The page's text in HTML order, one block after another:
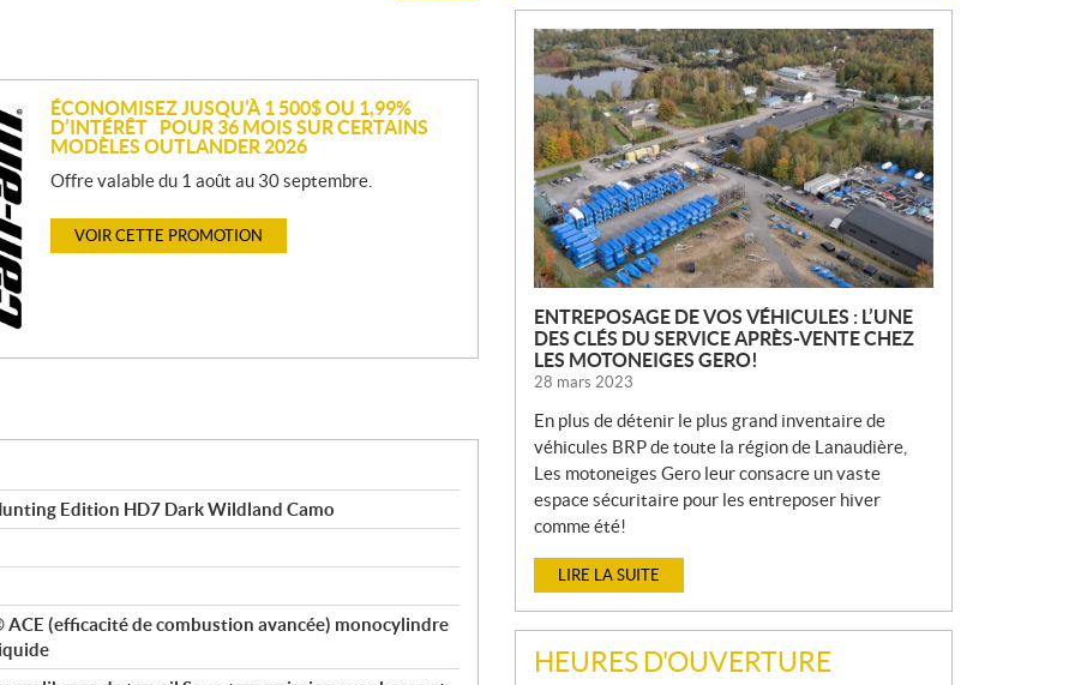
ÉCONOMISEZ JUSQU’À 1 500$ OU 1,99%
D’INTÉRÊT POUR 36 MOIS SUR CERTAINS
MODÈLES OUTLANDER 2026
Offre valable du 1 août au 30 septembre.
VOIR CETTE PROMOTION
Edition HD7 Dark Wildland Camo
ACE (efficacité de combustion avancée) monocylindre
N
O
U
V
E
L
L
E
S
ENTREPOSAGE DE VOS VÉHICULES : L’UNE
DES CLÉS DU SERVICE APRÈS-VENTE CHEZ
LES MOTONEIGES GERO!
28 mars 2023
En plus de détenir le plus grand inventaire de
véhicules BRP de toute la région de Lanaudière,
Les motoneiges Gero leur consacre un vaste
espace sécuritaire pour les entreposer hiver
comme été!
LIRE LA SUITE
HEURES D'OUVERTURE